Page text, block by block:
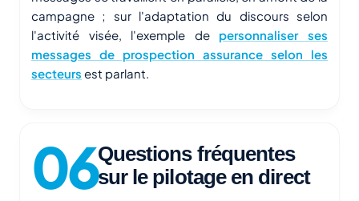
campagne ; sur l'adaptation du discours selon
l'activité visée, l'exemple de personnaliser ses
messages de prospection assurance selon les
secteurs est parlant.
Questions fréquentes
sur le pilotage en direct